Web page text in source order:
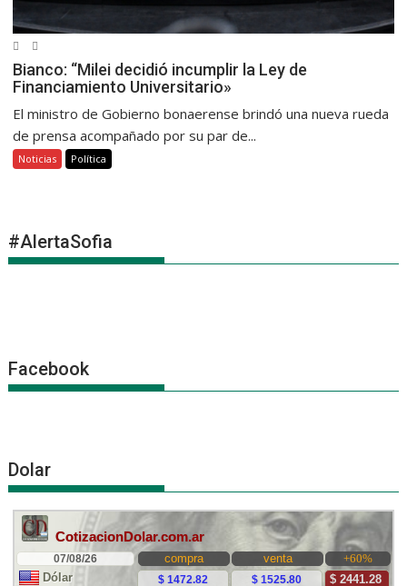
Bianco: “Milei decidió incumplir la Ley de
Financiamiento Universitario»
El ministro de Gobierno bonaerense brindó una nueva rueda
de prensa acompañado por su par de...
Noticias Política
#AlertaSofia
Facebook
Dolar